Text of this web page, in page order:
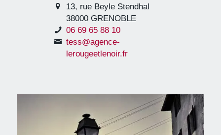
13, rue Beyle Stendhal
38000 GRENOBLE
06 69 65 88 10
tess@agence-
lerougeetlenoir.fr